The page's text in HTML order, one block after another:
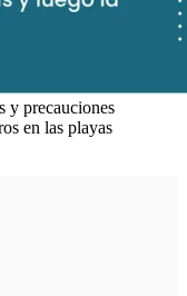
y precauciones
en las playas